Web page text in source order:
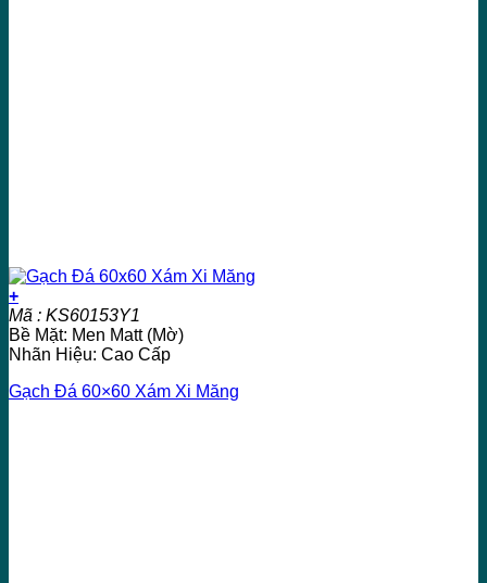
+
Mã : KS60153Y1
Bề Mặt: Men Matt (Mờ)
Nhãn Hiệu: Cao Cấp
Gạch Đá 60×60 Xám Xi Măng